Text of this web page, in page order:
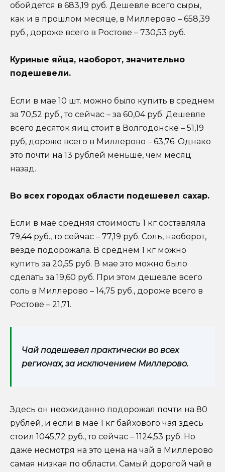
обойдется в 683,19 руб. Дешевле всего сыры,
как и в прошлом месяце, в Миллерово – 658,39
руб., дороже всего в Ростове – 730,53 руб.
Куриные яйца, наоборот, значительно
подешевели.
Если в мае 10 шт. можно было купить в среднем
за 70,52 руб., то сейчас – за 60,04 руб. Дешевле
всего десяток яиц стоит в Волгодонске – 51,19
руб, дороже всего в Миллерово – 63,76. Однако
это почти на 13 рублей меньше, чем месяц
назад.
Во всех городах области подешевел сахар.
Если в мае средняя стоимость 1 кг составляла
79,44 руб., то сейчас – 77,19 руб. Соль, наоборот,
везде подорожала. В среднем 1 кг можно
купить за 20,55 руб. В мае это можно было
сделать за 19,60 руб. При этом дешевле всего
соль в Миллерово – 14,75 руб., дороже всего в
Ростове – 21,71.
Чай подешевел практически во всех
регионах, за исключением Миллерово.
Здесь он неожиданно подорожал почти на 80
рублей, и если в мае 1 кг байхового чая здесь
стоил 1045,72 руб., то сейчас – 1124,53 руб. Но
даже несмотря на это цена на чай в Миллерово
самая низкая по области. Самый дорогой чай в